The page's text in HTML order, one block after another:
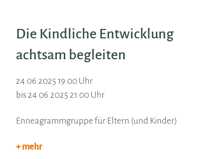
Die Kindliche Entwicklung
achtsam begleiten
24.06.2025 19:00 Uhr
bis 24.06.2025 21:00 Uhr
Enneagrammgruppe für Eltern (und Kinder)
+ mehr